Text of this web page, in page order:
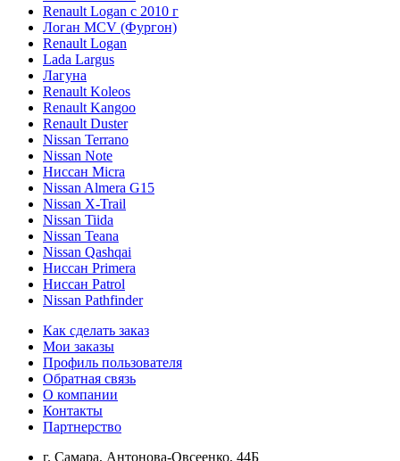
Renault Logan c 2010 г
Логан МСV (Фургон)
Renault Logan
Lada Largus
Лагуна
Renault Koleos
Renault Kangoo
Renault Duster
Nissan Terrano
Nissan Note
Ниссан Micra
Nissan Almera G15
Nissan X-Trail
Nissan Tiida
Nissan Teana
Nissan Qashqai
Ниссан Primera
Ниссан Patrol
Nissan Pathfinder
Как сделать заказ
Мои заказы
Профиль пользователя
Обратная связь
О компании
Контакты
Партнерство
г. Самара, Антонова-Овсеенко, 44Б